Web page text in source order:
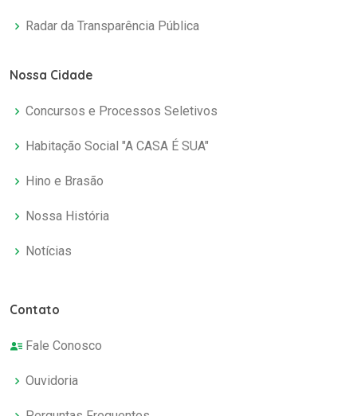
Radar da Transparência Pública
Nossa Cidade
Concursos e Processos Seletivos
Habitação Social "A CASA É SUA"
Hino e Brasão
Nossa História
Notícias
Contato
Fale Conosco
Ouvidoria